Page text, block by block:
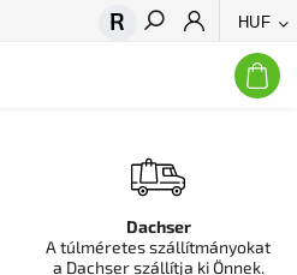
HUF
Keresés
Dachser
A túlméretes szállítmányokat
a Dachser szállítja ki Önnek.